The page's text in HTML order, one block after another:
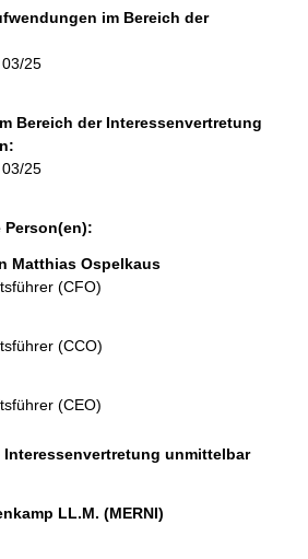
im Bereich der
25
Bereich der Interessenvertretung
25
Matthias Ospelkaus
(CFO)
(CCO)
(CEO)
Interessenvertretung unmittelbar
LL.M. (MERNI)